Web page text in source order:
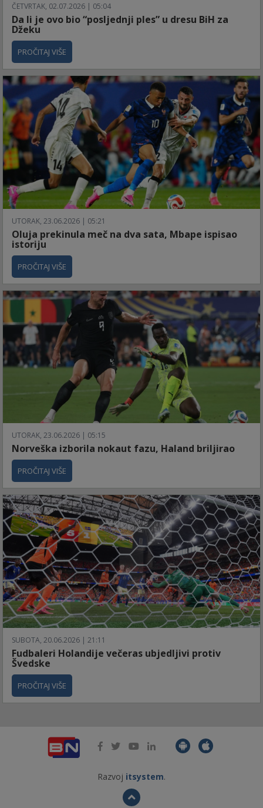
ČETVRTAK, 02.07.2026 | 05:04
Da li je ovo bio “posljednji ples” u dresu BiH za
Džeku
PROČITAJ VIŠE
UTORAK, 23.06.2026 | 05:21
Oluja prekinula meč na dva sata, Mbape ispisao
istoriju
PROČITAJ VIŠE
UTORAK, 23.06.2026 | 05:15
Norveška izborila nokaut fazu, Haland briljirao
PROČITAJ VIŠE
SUBOTA, 20.06.2026 | 21:11
Fudbaleri Holandije večeras ubjedljivi protiv
Švedske
PROČITAJ VIŠE
Razvoj itsystem.